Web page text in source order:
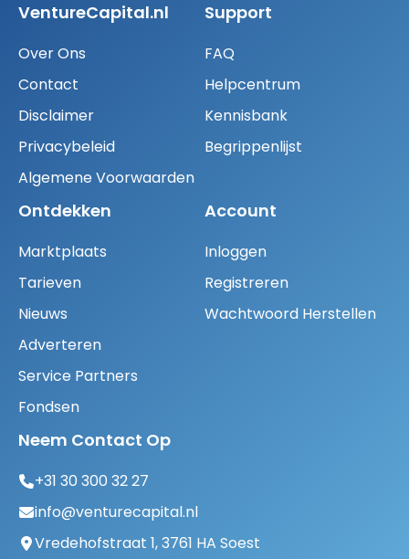
VentureCapital.nl
Over Ons
Contact
Disclaimer
Privacybeleid
Algemene Voorwaarden
Support
FAQ
Helpcentrum
Kennisbank
Begrippenlijst
Ontdekken
Marktplaats
Tarieven
Nieuws
Adverteren
Service Partners
Fondsen
Account
Inloggen
Registreren
Wachtwoord Herstellen
Neem Contact Op
+31 30 300 32 27
info@venturecapital.nl
Vredehofstraat 1, 3761 HA Soest